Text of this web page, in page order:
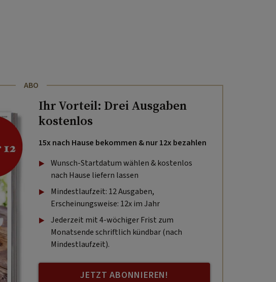
ABO
Ihr Vorteil: Drei Ausgaben
kostenlos
15x nach Hause bekommen & nur 12x bezahlen
Wunsch-Startdatum wählen & kostenlos
nach Hause liefern lassen
Mindestlaufzeit: 12 Ausgaben,
Erscheinungsweise: 12x im Jahr
Jederzeit mit 4-wöchiger Frist zum
Monatsende schriftlich kündbar (nach
Mindestlaufzeit).
JETZT ABONNIEREN!